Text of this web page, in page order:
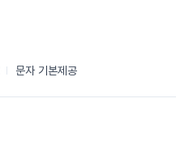
문자 기본제공